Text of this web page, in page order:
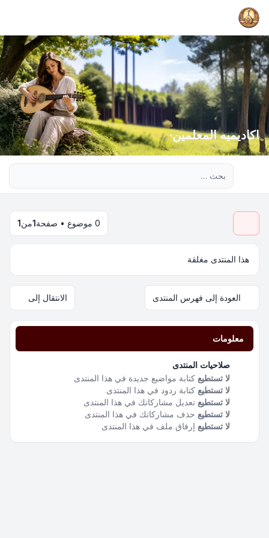
اكاديميه المعلمين
0 موضوع • صفحة 1من1
هذا المنتدى مغلقة
العودة إلى فهرس المنتدى الانتقال إلى
معلومات
صلاحيات المنتدى
لا تستطيع كتابة مواضيع جديدة في هذا المنتدى
لا تستطيع كتابة ردود في هذا المنتدى
لا تستطيع تعديل مشاركاتك في هذا المنتدى
لا تستطيع حذف مشاركاتك في هذا المنتدى
لا تستطيع إرفاق ملف في هذا المنتدى